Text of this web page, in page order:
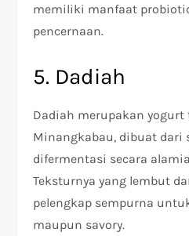
memiliki manfaat
pencernaan.
5. Dadiah
Dadiah merupakan
Minangkabau, dibuat dari
difermentasi secara
Teksturnya yang lembut
pelengkap sempurna
maupun savory.